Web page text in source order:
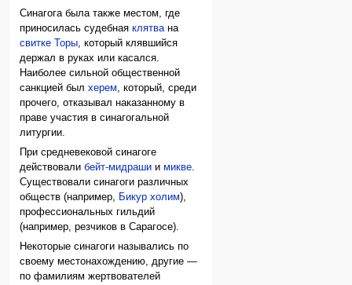
Синагога была также местом, где
приносилась судебнаяклятва на
свитке Торы , который клявшийся
держал в руках или касался.
Наиболее сильной общественной
санкцией былхерем , который, среди
прочего, отказывал наказанному в
праве участия в синагогальной
литургии.
При средневековой синагоге
действовалибейт-мидраши имикве.
Существовали синагоги различных
обществ (например, Бикур холим),
профессиональных гильдий
(например, резчиков в Сарагосе).
Некоторые синагоги назывались по
своему местонахождению, другие —
по фамилиям жертвователей